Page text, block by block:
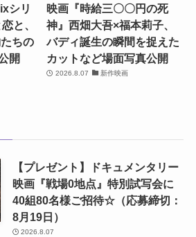
シリ
と、
ちの
開
映画『時給三〇〇円の死
神』西畑大吾×福本莉子、
バディ誕生の瞬間を捉えた
カットなど場面写真公開
2026.8.07 新作映画
【プレゼント】ドキュメンタリー
映画『戦場0地点』特別試写会に
40組80名様ご招待☆（応募締切：
8月19日）
2026.8.07